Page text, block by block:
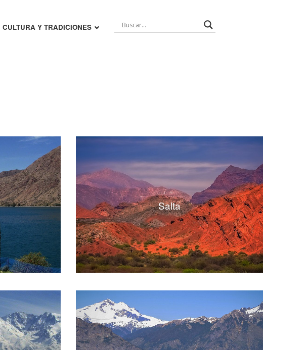
CULTURA Y TRADICIONES
Salta